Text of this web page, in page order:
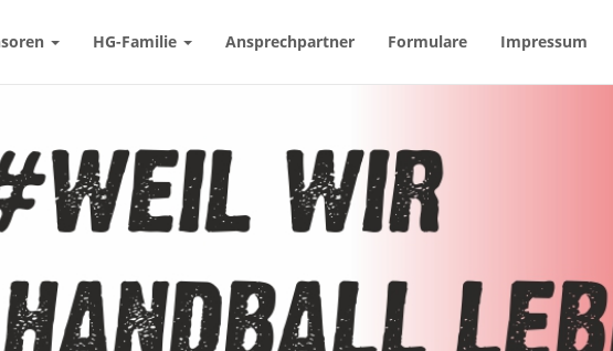
HG-Familie Ansprechpartner Formulare Impressum